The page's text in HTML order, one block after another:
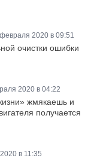
2020 в 09:51
очистки ошибки
2020 в 04:22
жмякаешь и
получается
в 11:35